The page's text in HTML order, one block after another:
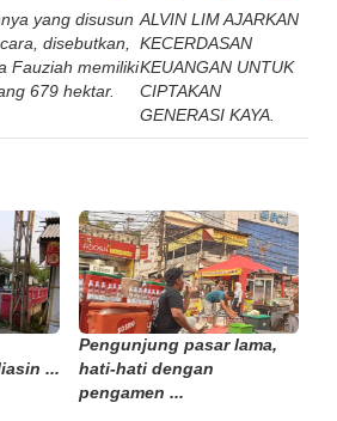
yang disusun
disebutkan,
Fauziah memiliki
679 hektar.
ALVIN LIM AJARKAN
KECERDASAN
KEUANGAN UNTUK
CIPTAKAN
GENERASI KAYA.
...
Pengunjung pasar lama,
hati-hati dengan
pengamen ...